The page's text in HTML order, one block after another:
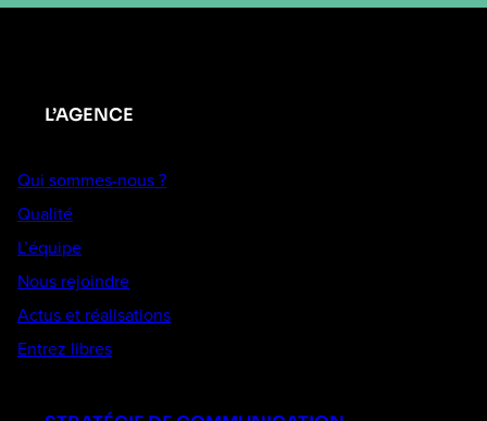
L’AGENCE
Qui sommes-nous ?
Qualité
L’équipe
Nous rejoindre
Actus et réalisations
Entrez libres